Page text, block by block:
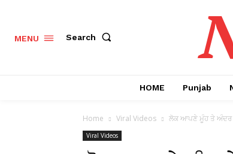
MENU Search
HOME Punjab
Home Viral Videos ਲੋਕ ਆਪਣੇ ਮੂੰਹ ਤੇ ਅੰਦਰ
Viral Videos